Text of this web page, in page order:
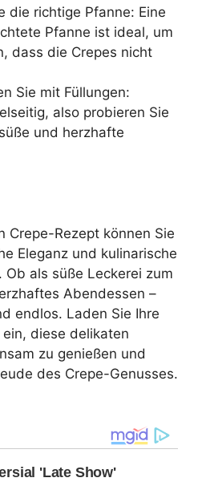
die richtige Pfanne: Eine
Pfanne ist ideal, um
dass die Crepes nicht
Sie mit Füllungen:
also probieren Sie
und herzhafte
Crepe-Rezept können Sie
Eleganz und kulinarische
Ob als süße Leckerei zum
Abendessen –
endlos. Laden Sie Ihre
diese delikaten
zu genießen und
des Crepe-Genusses.